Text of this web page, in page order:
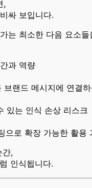
,
싸 보입니다.
는 최소한 다음 요소들
과 역량
랜드 메시지에 연결
있는 인식 손상 리스크
으로 확장 가능한 활용
간,
인식됩니다.